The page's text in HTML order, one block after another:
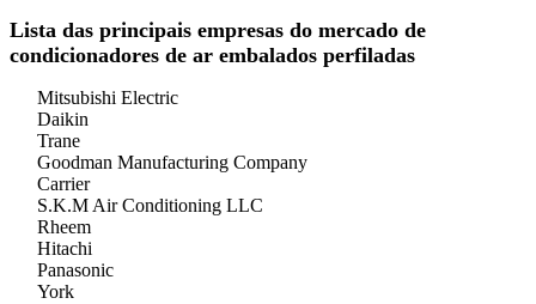
Lista das principais empresas do mercado de
condicionadores de ar embalados perfiladas
Mitsubishi Electric
Daikin
Trane
Goodman Manufacturing Company
Carrier
S.K.M Air Conditioning LLC
Rheem
Hitachi
Panasonic
York